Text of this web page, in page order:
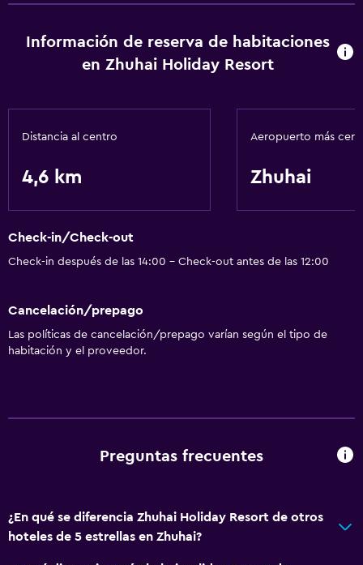
Aire acondicionado
Comedor
Restaurante
Actividades
Bicicletas
Ideal para familias
Información de reserva de habitaciones
en Zhuhai Holiday Resort
Distancia al centro
4,6 km
Aeropuerto más
Zhuhai
Check-in/Check-out
Check-in después de las 14:00 - Check-out antes de las 12:00
Cancelación/prepago
Las políticas de cancelación/prepago varían según el tipo de
habitación y el proveedor.
Preguntas frecuentes
¿En qué se diferencia Zhuhai Holiday Resort de otros
hoteles de 5 estrellas en Zhuhai?